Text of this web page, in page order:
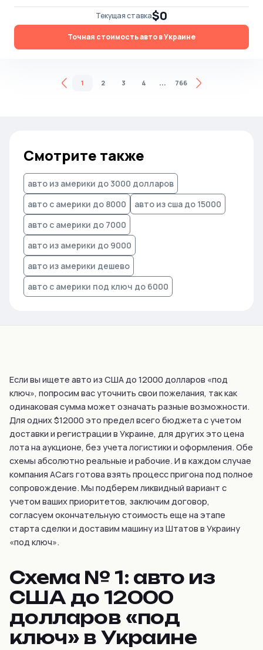
Текущая ставка$0
Точная стоимость авто в Украине
1 2 3 4 ... 766
Смотрите также
авто из америки до 3000 долларов
авто с америки до 8000
авто из сша до 15000
авто с америки до 7000
авто из америки до 9000
авто из америки дешево
авто с америки под ключ до 6000
Если вы ищете авто из США до 12000 долларов «под
ключ», попросим вас уточнить свои пожелания, так как
одинаковая сумма может означать разные возможности.
Для одних $12000 это предел всего бюджета с учетом
доставки и регистрации в Украине, для других это цена
лота на аукционе, без учета логистики и оформления. Обе
схемы абсолютно реальные и рабочие. И в каждом случае
компания ACars готова взять процесс пригона под полное
сопровождение. Мы подберем ликвидный вариант с
учетом ваших приоритетов, заключим договор,
согласуем окончательную стоимость еще на этапе
старта сделки и доставим машину из Штатов в Украину
«под ключ».
Схема № 1: авто из
США до 12000
долларов «под
ключ» в Украине